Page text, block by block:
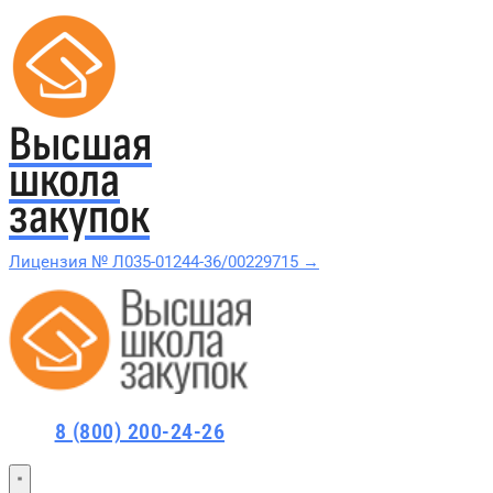
Высшая
школа
закупок
Лицензия № Л035-01244-36/00229715 →
Проверить в реестре Рособрнадзора →
Курсы по 44-ФЗ
8 (800) 200-24-26